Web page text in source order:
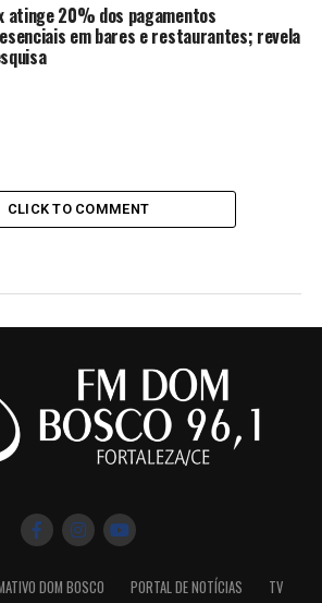
atinge 20% dos pagamentos
em bares e restaurantes; revela
CLICK TO COMMENT
DOM BOSCO PORTAL DE NOTÍCIAS TV